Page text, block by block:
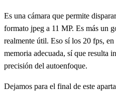
Es una cámara que permite
formato jpeg a 11 MP. Es más un
realmente útil. Eso sí los 20 fps,
memoria adecuada, sí que resulta
precisión del autoenfoque.
Dejamos para el final de este